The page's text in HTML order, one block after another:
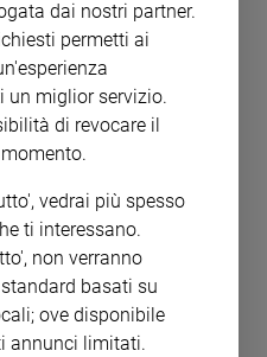
INFORMATIVA
WHISTLEBLOWING
SOCIAL
dai nostri partner.
permetti ai
un miglior servizio.
di revocare il
vedrai più spesso
ti interessano.
non verranno
basati su
ove disponibile
annunci limitati.